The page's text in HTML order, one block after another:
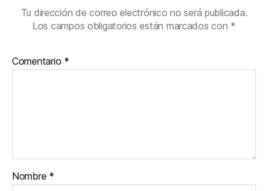
Tu dirección de correo electrónico no será publicada.
Los campos obligatorios están marcados con *
Comentario *
Nombre *